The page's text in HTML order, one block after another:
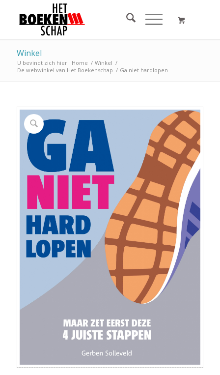
Winkel
U bevindt zich hier: Home / Winkel /
De webwinkel van Het Boekenschap / Ga niet hardlopen